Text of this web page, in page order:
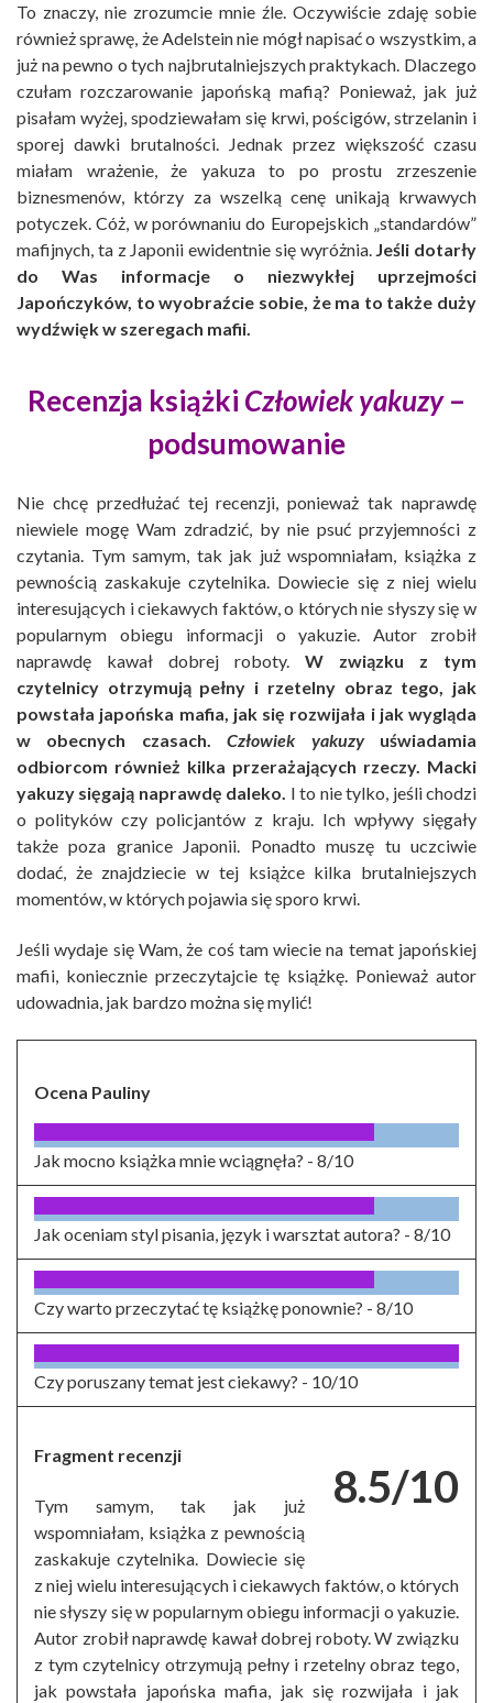
To znaczy, nie zrozumcie mnie źle. Oczywiście zdaję sobie
również sprawę, że Adelstein nie mógł napisać o wszystkim, a
już na pewno o tych najbrutalniejszych praktykach. Dlaczego
czułam rozczarowanie japońską mafią? Ponieważ, jak już
pisałam wyżej, spodziewałam się krwi, pościgów, strzelanin i
sporej dawki brutalności. Jednak przez większość czasu
miałam wrażenie, że yakuza to po prostu zrzeszenie
biznesmenów, którzy za wszelką cenę unikają krwawych
potyczek. Cóż, w porównaniu do Europejskich „standardów”
mafijnych, ta z Japonii ewidentnie się wyróżnia. Jeśli dotarły
do Was informacje o niezwykłej uprzejmości
Japończyków, to wyobraźcie sobie, że ma to także duży
wydźwięk w szeregach mafii.
Recenzja książki Człowiek yakuzy–
podsumowanie
Nie chcę przedłużać tej recenzji, ponieważ tak naprawdę
niewiele mogę Wam zdradzić, by nie psuć przyjemności z
czytania. Tym samym, tak jak już wspomniałam, książka z
pewnością zaskakuje czytelnika. Dowiecie się z niej wielu
interesujących i ciekawych faktów, o których nie słyszy się w
popularnym obiegu informacji o yakuzie. Autor zrobił
naprawdę kawał dobrej roboty. W związku z tym
czytelnicy otrzymują pełny i rzetelny obraz tego, jak
powstała japońska mafia, jak się rozwijała i jak wygląda
w obecnych czasach.Człowiek yakuzyuświadamia
odbiorcom również kilka przerażających rzeczy. Macki
yakuzy sięgają naprawdę daleko. I to nie tylko, jeśli chodzi
o polityków czy policjantów z kraju. Ich wpływy sięgały
także poza granice Japonii. Ponadto muszę tu uczciwie
dodać, że znajdziecie w tej książce kilka brutalniejszych
momentów, w których pojawia się sporo krwi.
Jeśli wydaje się Wam, że coś tam wiecie na temat japońskiej
mafii, koniecznie przeczytajcie tę książkę. Ponieważ autor
udowadnia, jak bardzo można się mylić!
Ocena Pauliny
Jak mocno książka mnie wciągnęła? - 8/10
Jak oceniam styl pisania, język i warsztat autora? - 8/10
Czy warto przeczytać tę książkę ponownie? - 8/10
Czy poruszany temat jest ciekawy? - 10/10
8.5/10
Fragment recenzji
Tym samym, tak jak już
wspomniałam, książka z pewnością
zaskakuje czytelnika. Dowiecie się
z niej wielu interesujących i ciekawych faktów, o których
nie słyszy się w popularnym obiegu informacji o yakuzie.
Autor zrobił naprawdę kawał dobrej roboty. W związku
z tym czytelnicy otrzymują pełny i rzetelny obraz tego,
jak powstała japońska mafia, jak się rozwijała i jak